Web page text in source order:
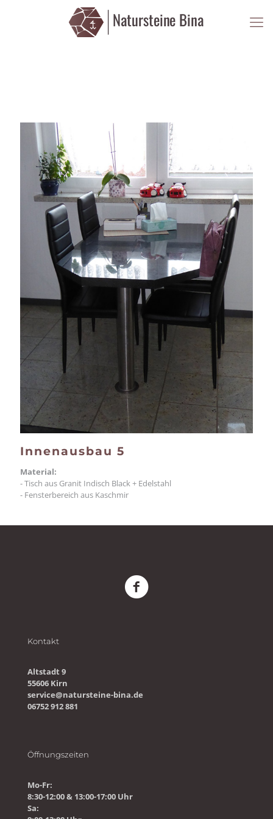
Innenausbau 5
Material:
- Tisch aus Granit Indisch Black + Edelstahl
- Fensterbereich aus Kaschmir
Kontakt
Altstadt 9
55606 Kirn
service@natursteine-bina.de
06752 912 881
Öffnungszeiten
Mo-Fr:
8:30-12:00 & 13:00-17:00 Uhr
Sa: